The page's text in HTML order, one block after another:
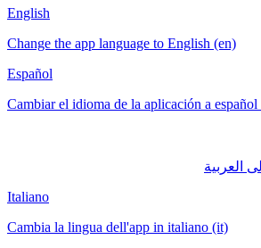
English
Change the app language to English (en)
Español
Cambiar el idioma de la aplicación a español
Italiano
Cambia la lingua dell'app in italiano (it)